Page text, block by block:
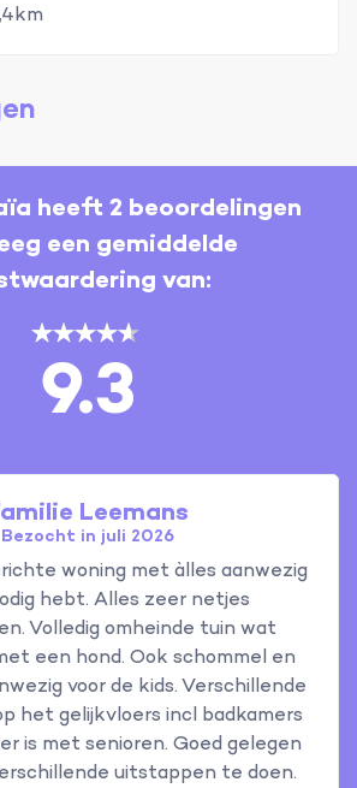
heeft 2 beoordelingen
een gemiddelde
van:
9.3
Leemans
Bezocht in juli 2026
woning met àlles aanwezig
hebt. Alles zeer netjes
Volledig omheinde tuin wat
een hond. Ook schommel en
voor de kids. Verschillende
het gelijkvloers incl badkamers
is met senioren. Goed gelegen
uitstappen te doen.